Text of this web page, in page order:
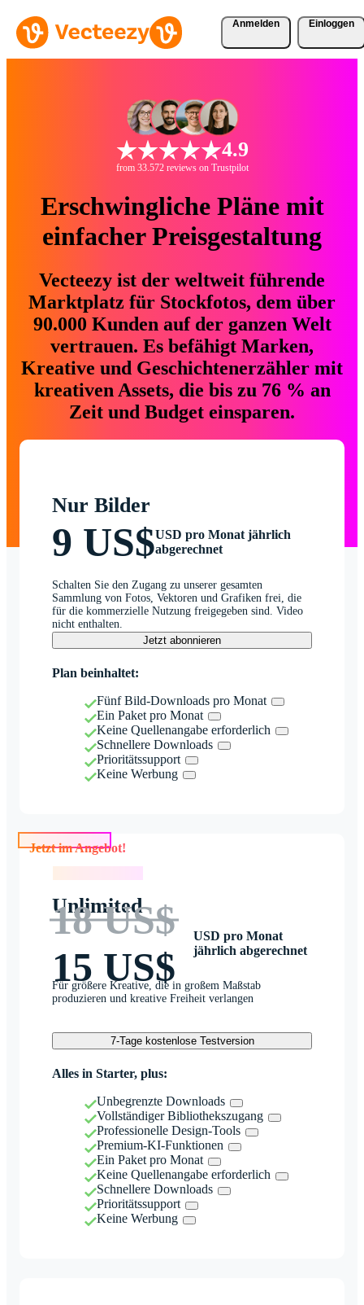
Anmelden Einloggen
4.9
from 33.572 reviews on Trustpilot
Erschwingliche Pläne mit
einfacher Preisgestaltung
Vecteezy ist der weltweit führende
Marktplatz für Stockfotos, dem über
90.000 Kunden auf der ganzen Welt
vertrauen. Es befähigt Marken,
Kreative und Geschichtenerzähler mit
kreativen Assets, die bis zu 76 % an
Zeit und Budget einsparen.
Nur Bilder
9 US$USD pro Monat jährlich
abgerechnet
Schalten Sie den Zugang zu unserer gesamten
Sammlung von Fotos, Vektoren und Grafiken frei, die
für die kommerzielle Nutzung freigegeben sind. Video
nicht enthalten.
Jetzt abonnieren
Plan beinhaltet:
Fünf Bild-Downloads pro Monat
Ein Paket pro Monat
Keine Quellenangabe erforderlich
Schnellere Downloads
Prioritätssupport
Keine Werbung
Jetzt im Angebot!
Unlimited
18 US$
15 US$
USD pro Monat
jährlich abgerechnet
Für größere Kreative, die in großem Maßstab
produzieren und kreative Freiheit verlangen
7-Tage kostenlose Testversion
Alles in Starter, plus:
Unbegrenzte Downloads
Vollständiger Bibliothekszugang
Professionelle Design-Tools
Premium-KI-Funktionen
Ein Paket pro Monat
Keine Quellenangabe erforderlich
Schnellere Downloads
Prioritätssupport
Keine Werbung